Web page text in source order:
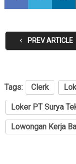
PREV ARTICLE
Tags: Clerk
Loker PT Surya
Lowongan Kerja